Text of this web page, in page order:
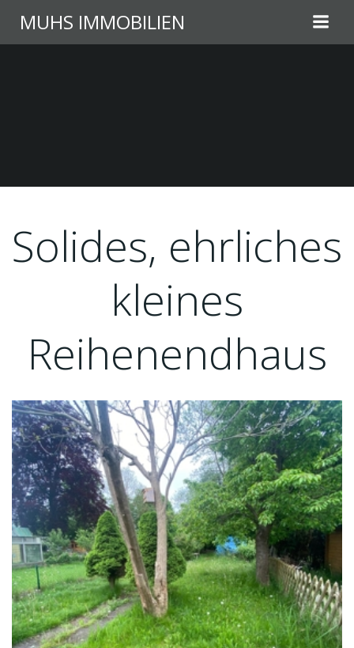
Inhalt
springen
MUHS IMMOBILIEN
Solides, ehrliches
kleines
Reihenendhaus